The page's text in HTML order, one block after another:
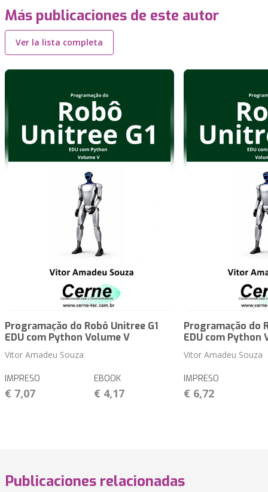
Más publicaciones de este autor
Ver la lista completa
Programação do Robô Unitree G1
EDU com Python Volume V
Vitor Amadeu Souza
IMPRESO
€ 7,07
EBOOK
€ 4,17
Programação do
EDU com Python
Vitor Amadeu Souza
IMPRESO
€ 6,72
Publicaciones relacionadas